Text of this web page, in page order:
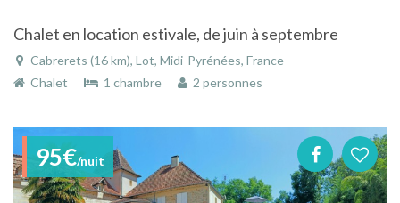
Chalet en location estivale, de juin à septembre
Cabrerets (16 km), Lot, Midi-Pyrénées, France
Chalet
1 chambre 2 personnes
95€/nuit